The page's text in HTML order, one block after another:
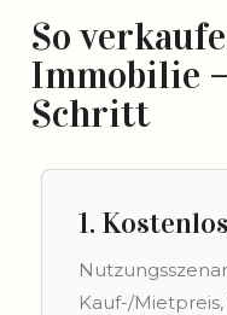
So
Immobilie
Schritt
1.
Kauf-/